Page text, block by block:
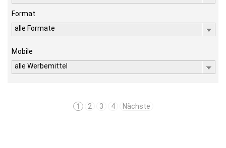
Format
alle Formate
Mobile
alle Werbemittel
1 2 3 4 Nächste